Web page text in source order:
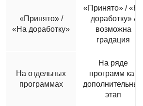
«Принято» /
«На доработку»
«Принято» / «На
доработку» /
возможна
градация
На отдельных
программах
На ряде
программ как
дополнительный
этап